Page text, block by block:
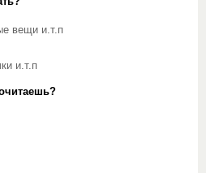
вещи и.т.п
и.т.п